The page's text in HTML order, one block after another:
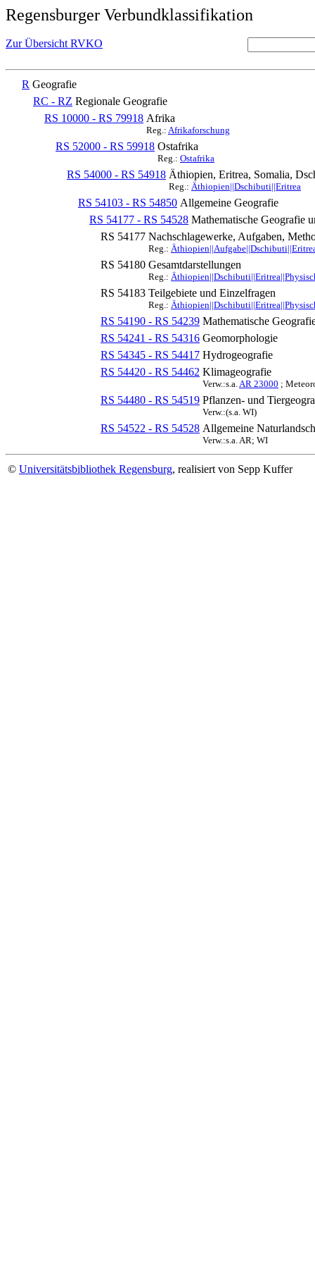
Regensburger Verbundklassifikation
Zur Übersicht RVKO
R Geografie
RC - RZ Regionale Geografie
RS 10000 - RS 79918 Afrika
Reg.: Afrikaforschung
RS 52000 - RS 59918 Ostafrika
Reg.: Ostafrika
RS 54000 - RS 54918 Äthiopien, Eritrea, Somalia,
Reg.: Äthiopien||Dschibuti||Eritrea
RS 54103 - RS 54850 Allgemeine Geografie
RS 54177 - RS 54528 Mathematische Geografie
RS 54177 Nachschlagewerke, Aufgaben,
Reg.:
RS 54180 Gesamtdarstellungen
Reg.:
RS 54183 Teilgebiete und Einzelfragen
Reg.:
RS 54190 - RS 54239 Mathematische
RS 54241 - RS 54316 Geomorphologie
RS 54345 - RS 54417 Hydrogeografie
RS 54420 - RS 54462 Klimageografie
Verw.:s.a.AR 23000 ;
RS 54480 - RS 54519 Pflanzen- und
Verw.:(s.a. WI)
RS 54522 - RS 54528 Allgemeine
Verw.:s.a. AR; WI
© Universitätsbibliothek Regensburg, realisiert von Sepp Kuffer